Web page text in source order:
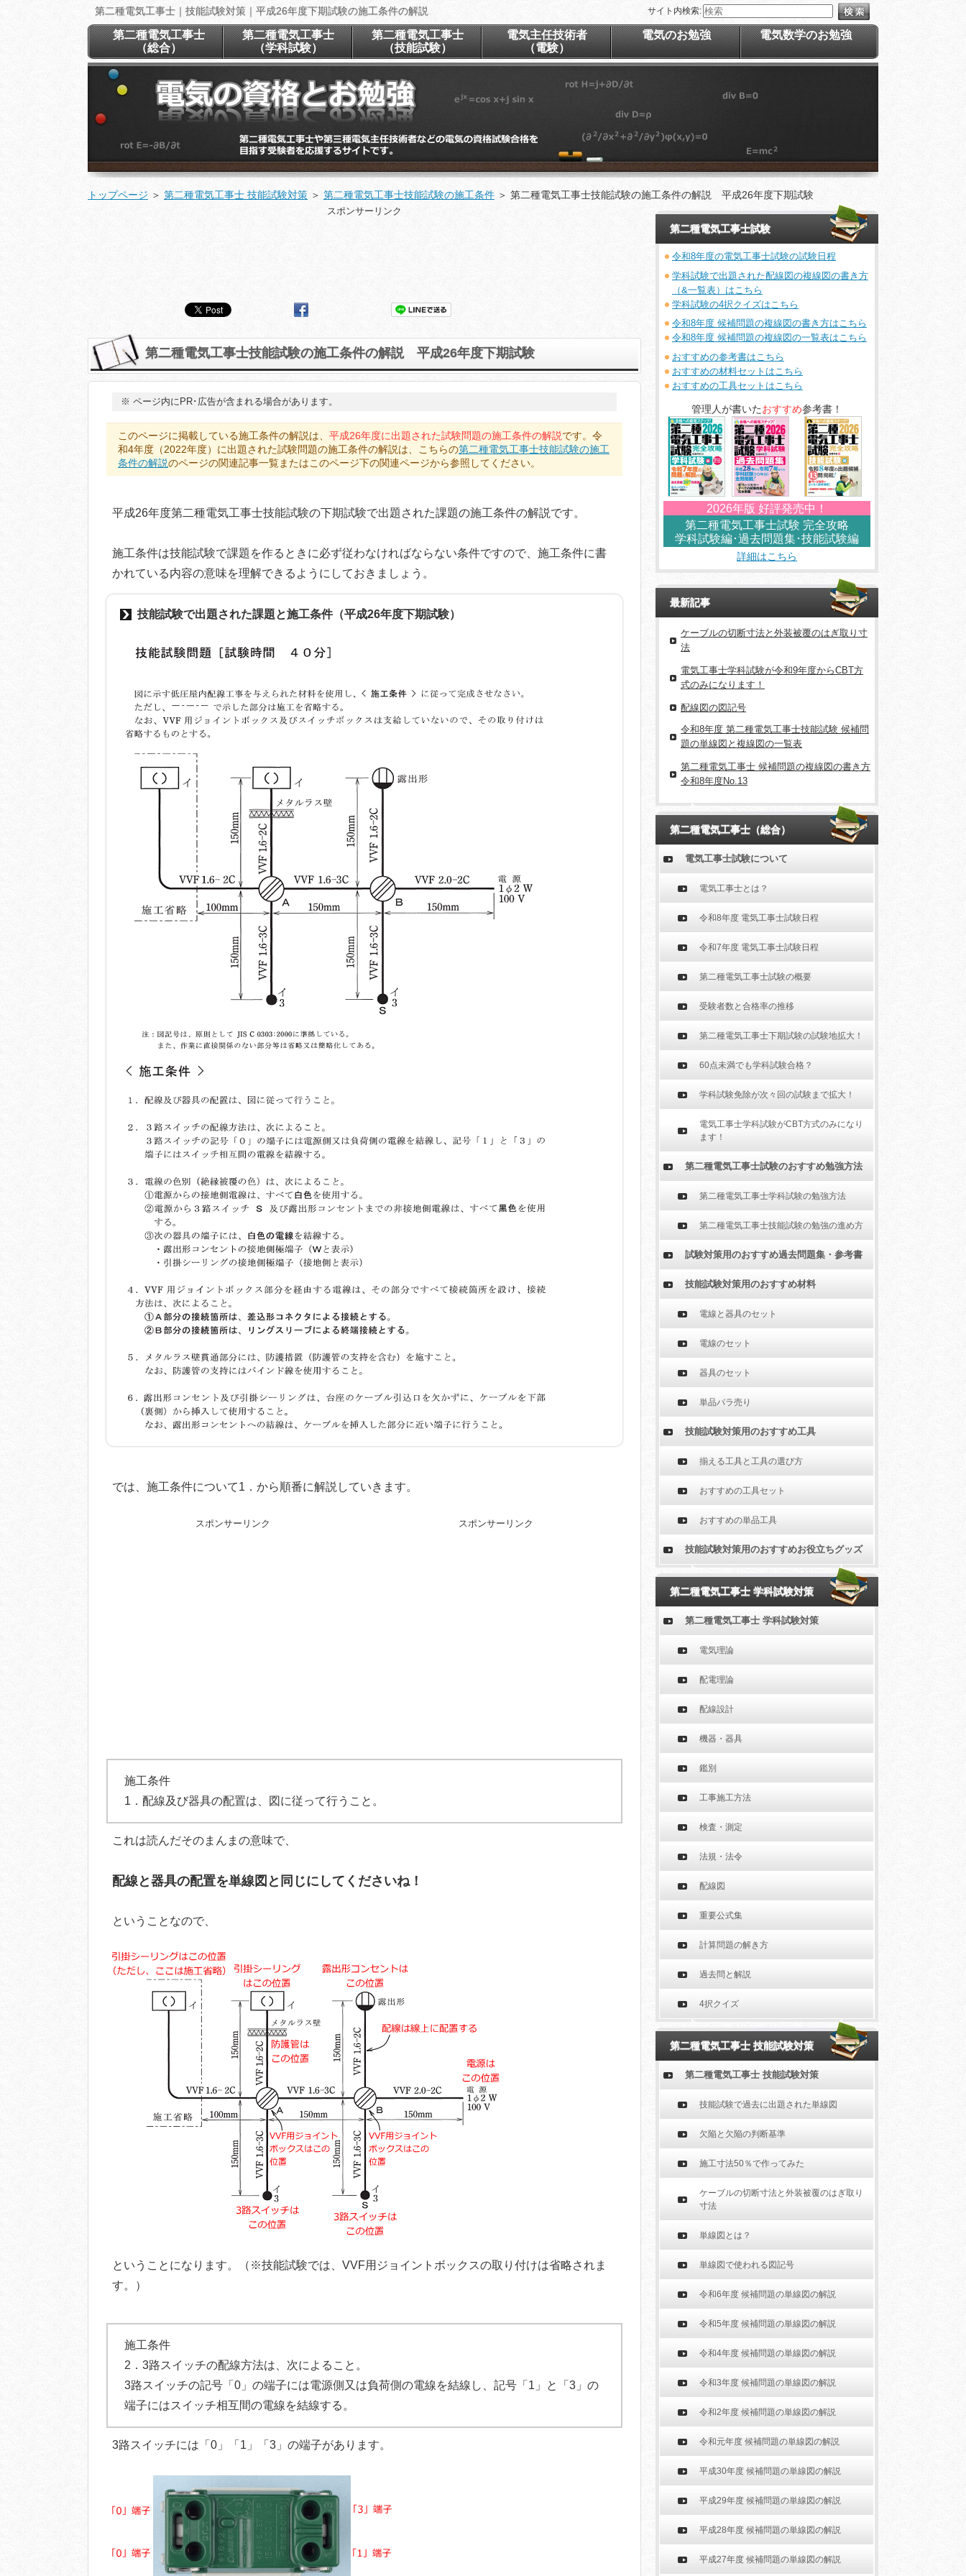
第二種電気工事士｜技能試験対策｜平成26年度下期試験の施工条件の解説
トップページ ＞ 第二種電気工事士 技能試験対策 ＞ 第二種電気工事士技能試験の施工条件 ＞ 第二種電気工事士技能試験の施工条件の解説 平成26年度下期試験
スポンサーリンク
第二種電気工事士技能試験の施工条件の解説 平成26年度下期試験
※ ページ内にPR･広告が含まれる場合があります。
このページに掲載している施工条件の解説は、 平成26年度に出題された試験問題の施工条件の解説です。令
和4年度（2022年度）に出題された試験問題の施工条件の解説は、こちらの第二種電気工事士技能試験の施工
条件の解説のページの関連記事一覧またはこのページ下の関連ページから参照してください。
平成26年度第二種電気工事士技能試験の下期試験で出題された課題の施工条件の解説です。
施工条件は技能試験で課題を作るときに必ず従わなければならない条件ですので、施工条件に書
かれている内容の意味を理解できるようにしておきましょう。
技能試験で出題された課題と施工条件（平成26年度下期試験）
では、施工条件について1．から順番に解説していきます。
スポンサーリンク スポンサーリンク
施工条件
1．配線及び器具の配置は、図に従って行うこと。
これは読んだそのまんまの意味で、
配線と器具の配置を単線図と同じにしてくださいね！
ということなので、
ということになります。（※技能試験では、VVF用ジョイントボックスの取り付けは省略されま
す。）
施工条件
2．3路スイッチの配線方法は、次によること。
3路スイッチの記号「0」の端子には電源側又は負荷側の電線を結線し、記号「1」と「3」の
端子にはスイッチ相互間の電線を結線する。
3路スイッチには「0」「1」「3」の端子があります。
第二種電気工事士試験
令和8年度の電気工事士試験の試験日程
学科試験で出題された配線図の複線図の書き方
（&一覧表）はこちら
学科試験の4択クイズはこちら
令和8年度 候補問題の複線図の書き方はこちら
令和8年度 候補問題の複線図の一覧表はこちら
おすすめの参考書はこちら
おすすめの材料セットはこちら
おすすめの工具セットはこちら
管理人が書いたおすすめ参考書！
2026年版 好評発売中！
第二種電気工事士試験 完全攻略
学科試験編･過去問題集･技能試験編
詳細はこちら
最新記事
ケーブルの切断寸法と外装被覆のはぎ取り寸
法
電気工事士学科試験が令和9年度からCBT方
式のみになります！
配線図の図記号
令和8年度 第二種電気工事士技能試験 候補問
題の単線図と複線図の一覧表
第二種電気工事士 候補問題の複線図の書き方
令和8年度No.13
第二種電気工事士（総合）
電気工事士試験について
電気工事士とは？
令和8年度 電気工事士試験日程
令和7年度 電気工事士試験日程
第二種電気工事士試験の概要
受験者数と合格率の推移
第二種電気工事士下期試験の試験地拡大！
60点未満でも学科試験合格？
学科試験免除が次々回の試験まで拡大！
電気工事士学科試験がCBT方式のみになり
ます！
第二種電気工事士試験のおすすめ勉強方法
第二種電気工事士学科試験の勉強方法
第二種電気工事士技能試験の勉強の進め方
試験対策用のおすすめ過去問題集・参考書
技能試験対策用のおすすめ材料
電線と器具のセット
電線のセット
器具のセット
単品バラ売り
技能試験対策用のおすすめ工具
揃える工具と工具の選び方
おすすめの工具セット
おすすめの単品工具
技能試験対策用のおすすめお役立ちグッズ
第二種電気工事士 学科試験対策
第二種電気工事士 学科試験対策
電気理論
配電理論
配線設計
機器・器具
鑑別
工事施工方法
検査・測定
法規・法令
配線図
重要公式集
計算問題の解き方
過去問と解説
4択クイズ
第二種電気工事士 技能試験対策
第二種電気工事士 技能試験対策
技能試験で過去に出題された単線図
欠陥と欠陥の判断基準
施工寸法50％で作ってみた
ケーブルの切断寸法と外装被覆のはぎ取り
寸法
単線図とは？
単線図で使われる図記号
令和6年度 候補問題の単線図の解説
令和5年度 候補問題の単線図の解説
令和4年度 候補問題の単線図の解説
令和3年度 候補問題の単線図の解説
令和2年度 候補問題の単線図の解説
令和元年度 候補問題の単線図の解説
平成30年度 候補問題の単線図の解説
平成29年度 候補問題の単線図の解説
平成28年度 候補問題の単線図の解説
平成27年度 候補問題の単線図の解説
第二種電気工事士
（総合）
第二種電気工事士
（学科試験）
第二種電気工事士
（技能試験）
電気主任技術者
（電験）
電気のお勉強 電気数学のお勉強
サイト内検索: